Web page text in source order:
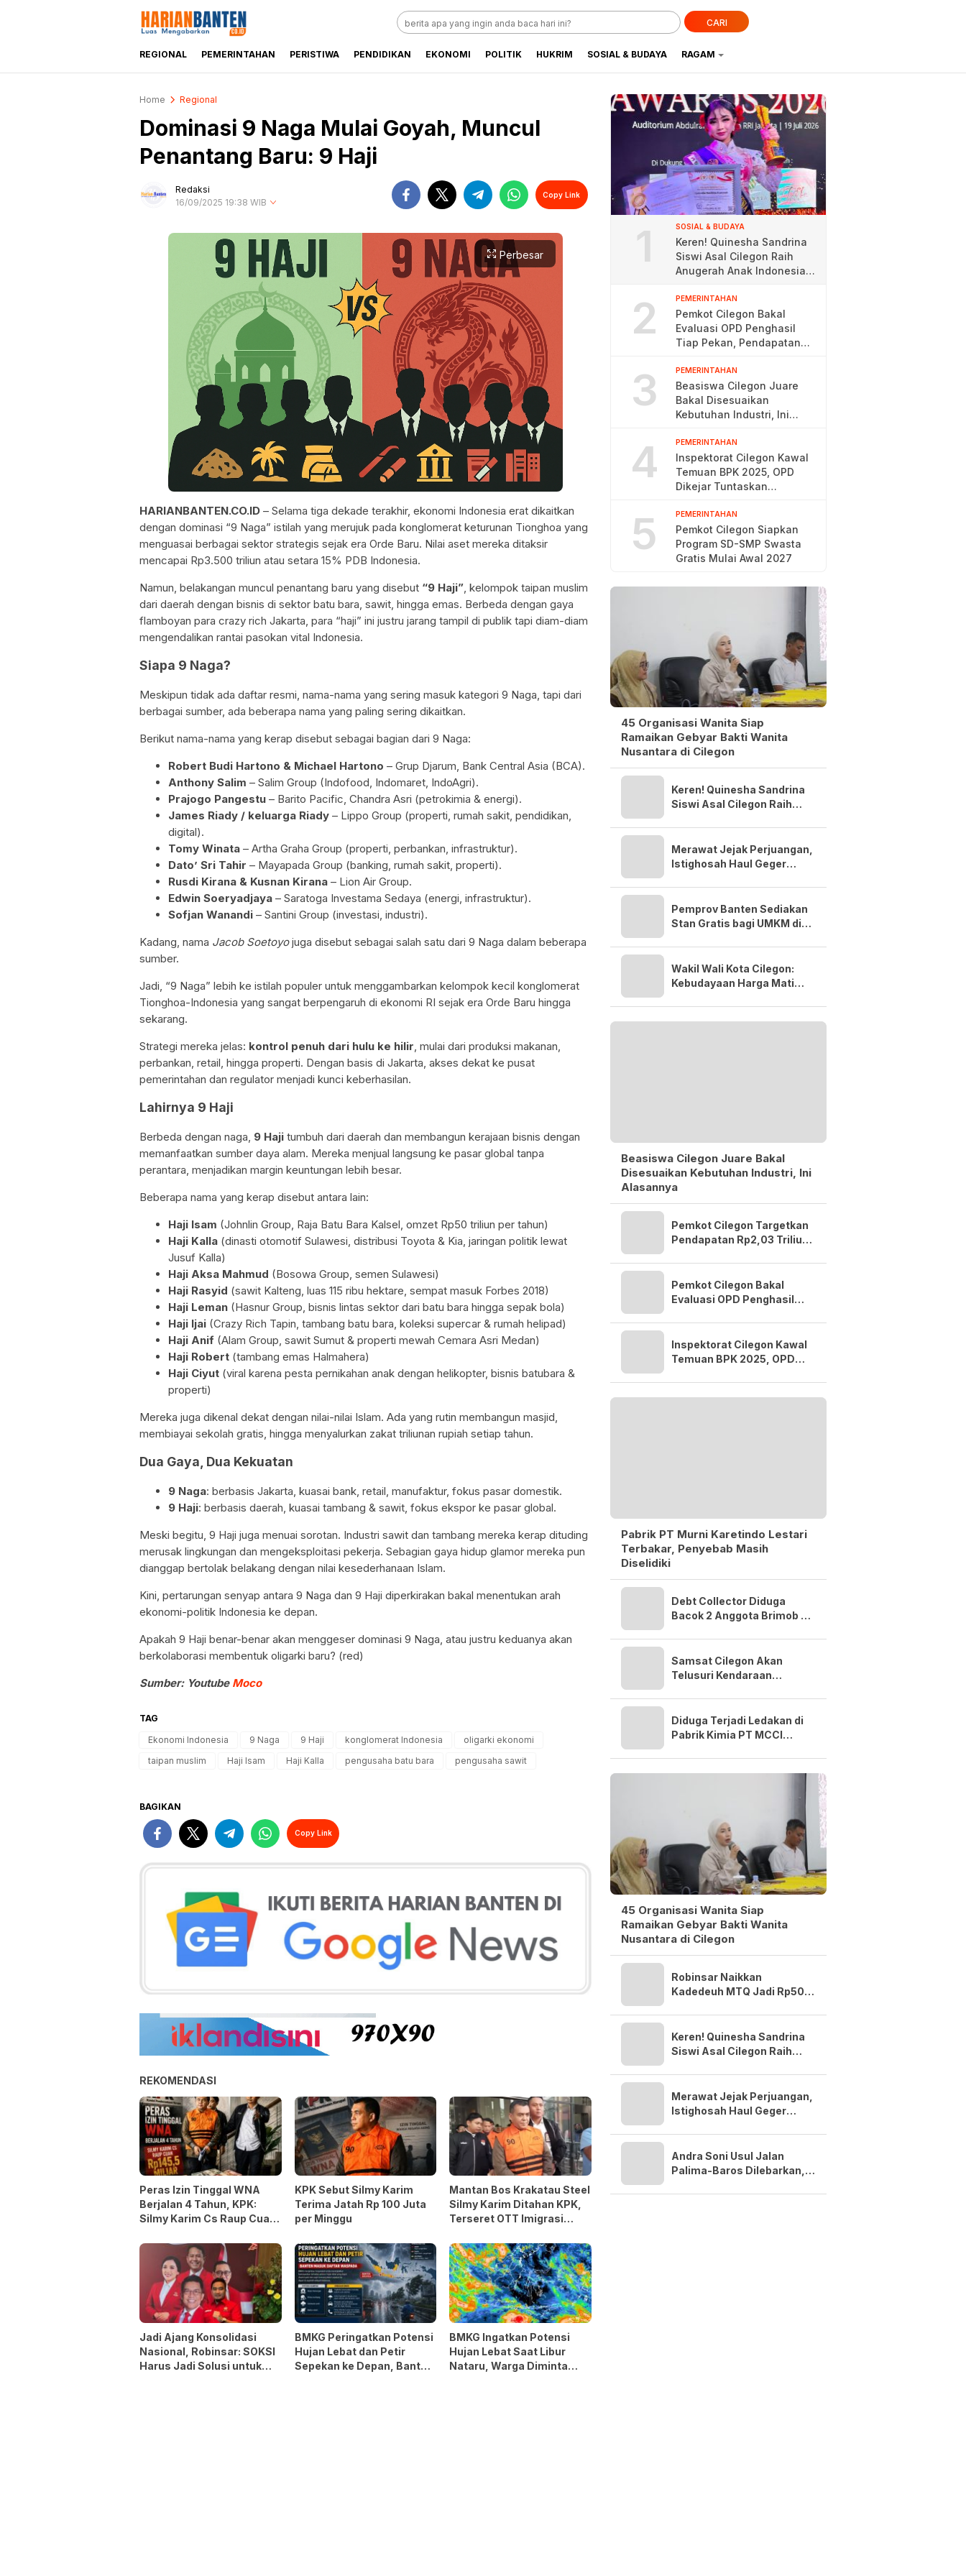
Harianbanten.co.id
Berita Banten dan Informasi Banten Terbaru Hari Ini
CARI
REGIONAL PEMERINTAHAN PERISTIWA PENDIDIKAN EKONOMI POLITIK HUKRIM SOSIAL & BUDAYA RAGAM
Home Regional
Dominasi 9 Naga Mulai Goyah, Muncul
Penantang Baru: 9 Haji
Redaksi
16/09/2025 19:38 WIB
Copy Link
Perbesar
HARIANBANTEN.CO.ID – Selama tiga dekade terakhir, ekonomi Indonesia erat dikaitkan
dengan dominasi “9 Naga” istilah yang merujuk pada konglomerat keturunan Tionghoa yang
menguasai berbagai sektor strategis sejak era Orde Baru. Nilai aset mereka ditaksir
mencapai Rp3.500 triliun atau setara 15% PDB Indonesia.
Namun, belakangan muncul penantang baru yang disebut “9 Haji” , kelompok taipan muslim
dari daerah dengan bisnis di sektor batu bara, sawit, hingga emas. Berbeda dengan gaya
flamboyan para crazy rich Jakarta, para “haji” ini justru jarang tampil di publik tapi diam-diam
mengendalikan rantai pasokan vital Indonesia.
Siapa 9 Naga?
Meskipun tidak ada daftar resmi, nama-nama yang sering masuk kategori 9 Naga, tapi dari
berbagai sumber, ada beberapa nama yang paling sering dikaitkan.
Berikut nama-nama yang kerap disebut sebagai bagian dari 9 Naga:
Robert Budi Hartono & Michael Hartono – Grup Djarum, Bank Central Asia (BCA).
Anthony Salim – Salim Group (Indofood, Indomaret, IndoAgri).
Prajogo Pangestu – Barito Pacific, Chandra Asri (petrokimia & energi).
James Riady / keluarga Riady – Lippo Group (properti, rumah sakit, pendidikan,
digital).
Tomy Winata – Artha Graha Group (properti, perbankan, infrastruktur).
Dato’ Sri Tahir – Mayapada Group (banking, rumah sakit, properti).
Rusdi Kirana & Kusnan Kirana – Lion Air Group.
Edwin Soeryadjaya – Saratoga Investama Sedaya (energi, infrastruktur).
Sofjan Wanandi – Santini Group (investasi, industri).
Kadang, nama Jacob Soetoyojuga disebut sebagai salah satu dari 9 Naga dalam beberapa
sumber.
Jadi, “9 Naga” lebih ke istilah populer untuk menggambarkan kelompok kecil konglomerat
Tionghoa-Indonesia yang sangat berpengaruh di ekonomi RI sejak era Orde Baru hingga
sekarang.
Strategi mereka jelas: kontrol penuh dari hulu ke hilir , mulai dari produksi makanan,
perbankan, retail, hingga properti. Dengan basis di Jakarta, akses dekat ke pusat
pemerintahan dan regulator menjadi kunci keberhasilan.
Lahirnya 9 Haji
Berbeda dengan naga, 9 Haji tumbuh dari daerah dan membangun kerajaan bisnis dengan
memanfaatkan sumber daya alam. Mereka menjual langsung ke pasar global tanpa
perantara, menjadikan margin keuntungan lebih besar.
Beberapa nama yang kerap disebut antara lain:
Haji Isam (Johnlin Group, Raja Batu Bara Kalsel, omzet Rp50 triliun per tahun)
Haji Kalla (dinasti otomotif Sulawesi, distribusi Toyota & Kia, jaringan politik lewat
Jusuf Kalla)
Haji Aksa Mahmud (Bosowa Group, semen Sulawesi)
Haji Rasyid (sawit Kalteng, luas 115 ribu hektare, sempat masuk Forbes 2018)
Haji Leman (Hasnur Group, bisnis lintas sektor dari batu bara hingga sepak bola)
Haji Ijai (Crazy Rich Tapin, tambang batu bara, koleksi supercar & rumah helipad)
Haji Anif (Alam Group, sawit Sumut & properti mewah Cemara Asri Medan)
Haji Robert (tambang emas Halmahera)
Haji Ciyut (viral karena pesta pernikahan anak dengan helikopter, bisnis batubara &
properti)
Mereka juga dikenal dekat dengan nilai-nilai Islam. Ada yang rutin membangun masjid,
membiayai sekolah gratis, hingga menyalurkan zakat triliunan rupiah setiap tahun.
Dua Gaya, Dua Kekuatan
9 Naga: berbasis Jakarta, kuasai bank, retail, manufaktur, fokus pasar domestik.
9 Haji: berbasis daerah, kuasai tambang & sawit, fokus ekspor ke pasar global.
Meski begitu, 9 Haji juga menuai sorotan. Industri sawit dan tambang mereka kerap dituding
merusak lingkungan dan mengeksploitasi pekerja. Sebagian gaya hidup glamor mereka pun
dianggap bertolak belakang dengan nilai kesederhanaan Islam.
Kini, pertarungan senyap antara 9 Naga dan 9 Haji diperkirakan bakal menentukan arah
ekonomi-politik Indonesia ke depan.
Apakah 9 Haji benar-benar akan menggeser dominasi 9 Naga, atau justru keduanya akan
berkolaborasi membentuk oligarki baru? (red)
Sumber: Youtube Moco
TAG
Ekonomi Indonesia
9 Naga 9 Haji konglomerat Indonesia
oligarki ekonomi
taipan muslim
Haji Isam Haji Kalla pengusaha batu bara pengusaha sawit
BAGIKAN
Copy Link
REKOMENDASI
Peras Izin Tinggal WNA
Berjalan 4 Tahun, KPK:
Silmy Karim Cs Raup Cuan
KPK Sebut Silmy Karim
Terima Jatah Rp 100 Juta
per Minggu
Mantan Bos Krakatau Steel
Silmy Karim Ditahan KPK,
Terseret OTT Imigrasi
Jadi Ajang Konsolidasi
Nasional, Robinsar: SOKSI
Harus Jadi Solusi untuk
BMKG Peringatkan Potensi
Hujan Lebat dan Petir
Sepekan ke Depan, Banten
BMKG Ingatkan Potensi
Hujan Lebat Saat Libur
Nataru, Warga Diminta
1 SOSIAL & BUDAYA
Keren! Quinesha Sandrina
Siswi Asal Cilegon Raih
Anugerah Anak Indonesia
2 PEMERINTAHAN
Pemkot Cilegon Bakal
Evaluasi OPD Penghasil
Tiap Pekan, Pendapatan
3 PEMERINTAHAN
Beasiswa Cilegon Juare
Bakal Disesuaikan
Kebutuhan Industri, Ini
4 PEMERINTAHAN
Inspektorat Cilegon Kawal
Temuan BPK 2025, OPD
Dikejar Tuntaskan
5 PEMERINTAHAN
Pemkot Cilegon Siapkan
Program SD-SMP Swasta
Gratis Mulai Awal 2027
45 Organisasi Wanita Siap
Ramaikan Gebyar Bakti Wanita
Nusantara di Cilegon
Keren! Quinesha Sandrina
Siswi Asal Cilegon Raih
Merawat Jejak Perjuangan,
Istighosah Haul Geger
Pemprov Banten Sediakan
Stan Gratis bagi UMKM di
Wakil Wali Kota Cilegon:
Kebudayaan Harga Mati
Beasiswa Cilegon Juare Bakal
Disesuaikan Kebutuhan Industri, Ini
Alasannya
Pemkot Cilegon Targetkan
Pendapatan Rp2,03 Triliun
Pemkot Cilegon Bakal
Evaluasi OPD Penghasil
Inspektorat Cilegon Kawal
Temuan BPK 2025, OPD
Pabrik PT Murni Karetindo Lestari
Terbakar, Penyebab Masih
Diselidiki
Debt Collector Diduga
Bacok 2 Anggota Brimob di
Samsat Cilegon Akan
Telusuri Kendaraan
hingga Kawasan Industri
Diduga Terjadi Ledakan di
Pabrik Kimia PT MCCI
45 Organisasi Wanita Siap
Ramaikan Gebyar Bakti Wanita
Nusantara di Cilegon
Robinsar Naikkan
Kadedeuh MTQ Jadi Rp50
Keren! Quinesha Sandrina
Siswi Asal Cilegon Raih
Merawat Jejak Perjuangan,
Istighosah Haul Geger
Andra Soni Usul Jalan
Palima-Baros Dilebarkan,